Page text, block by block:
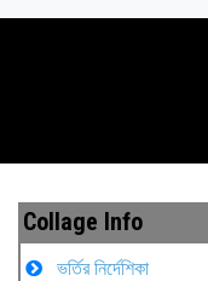
Collage Info
ভর্তির নির্দেশিকা